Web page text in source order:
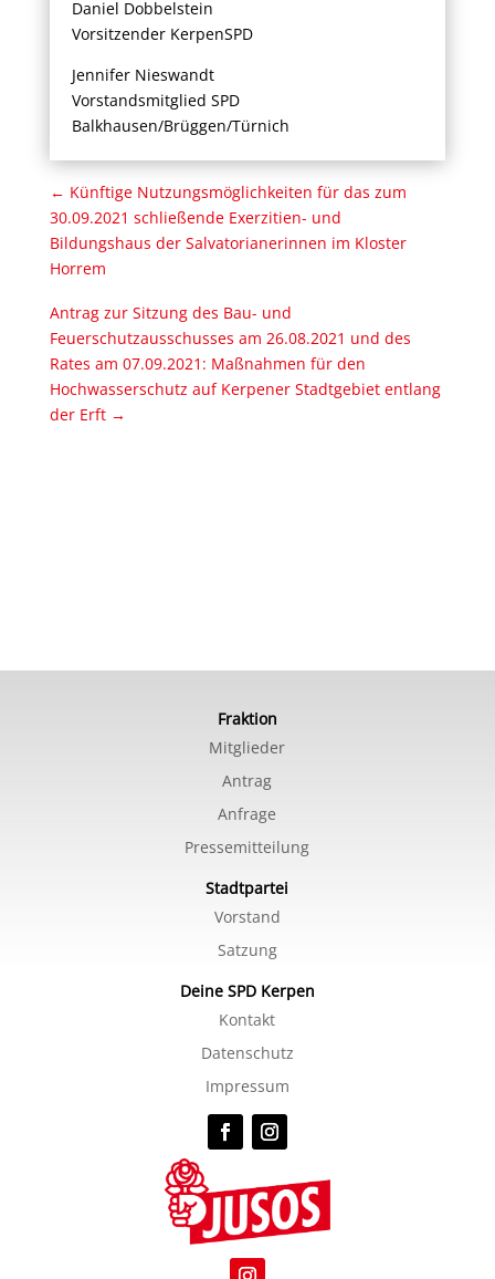
Daniel Dobbelstein
Vorsitzender KerpenSPD
Jennifer Nieswandt
Vorstandsmitglied SPD
Balkhausen/Brüggen/Türnich
← Künftige Nutzungsmöglichkeiten für das zum
30.09.2021 schließende Exerzitien- und
Bildungshaus der Salvatorianerinnen im Kloster
Horrem
Antrag zur Sitzung des Bau- und
Feuerschutzausschusses am 26.08.2021 und des
Rates am 07.09.2021: Maßnahmen für den
Hochwasserschutz auf Kerpener Stadtgebiet entlang
der Erft→
Fraktion
Mitglieder
Antrag
Anfrage
Pressemitteilung
Stadtpartei
Vorstand
Satzung
Deine SPD Kerpen
Kontakt
Datenschutz
Impressum